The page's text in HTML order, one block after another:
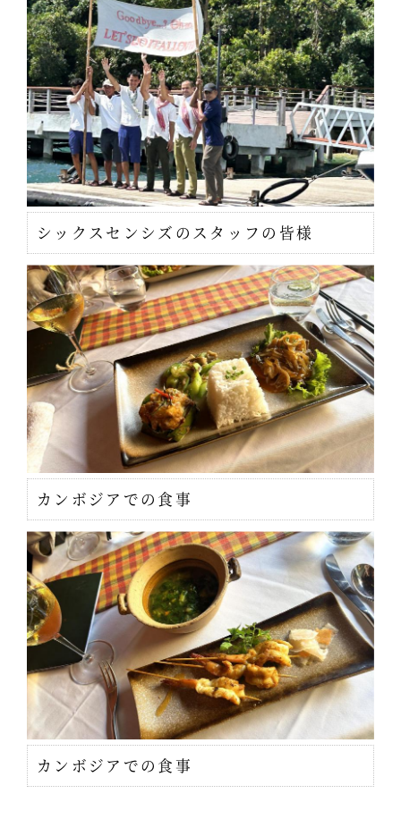
シックスセンシズのスタッフの皆様
カンボジアでの食事
カンボジアでの食事